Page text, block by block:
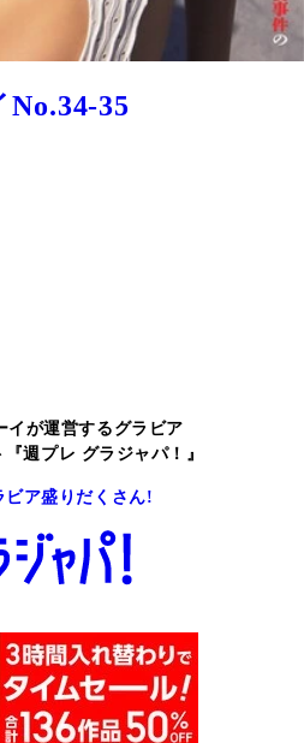
35
イが運営するグラビア
週プレ グラジャパ！』
ビア盛りだくさん!